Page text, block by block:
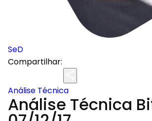
SeD
Compartilhar:
Análise Técnica
Análise Técnica